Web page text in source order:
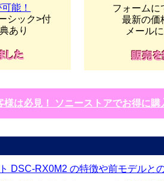
能！
シック>付
あり
フォームに
最新の価
メール
様は必見！ ソニーストアでお得に購
DSC-RX0M2 の特徴や前モデルと